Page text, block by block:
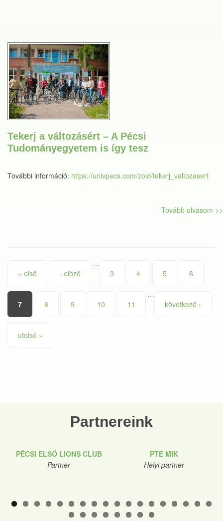
Tekerj a változásért – A Pécsi
Tudományegyetem is így tesz
További információ: https://univpecs.com/zold/tekerj_valtozasert
Tovább olvasom >>
Oldalak
« első ‹ előző
…
3
4 5 6
7 8 9 10 11
…
következő ›
utolsó »
Partnereink
PÉCSI ELSŐ LIONS CLUB
Partner
PTE MIK
Helyi partner